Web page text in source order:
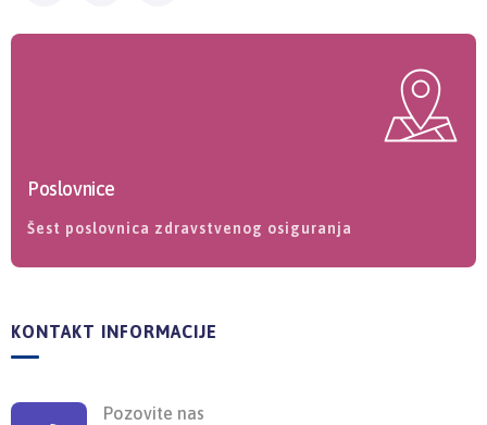
Poslovnice
Šest poslovnica zdravstvenog osiguranja
KONTAKT INFORMACIJE
Pozovite nas